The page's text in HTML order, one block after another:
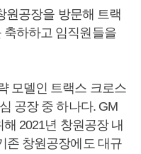
원공장을 방문해 트랙
하하고 임직원들을
모델인 트랙스 크로스
공장 중 하나다. GM
2021년 창원공장 내
존 창원공장에도 대규